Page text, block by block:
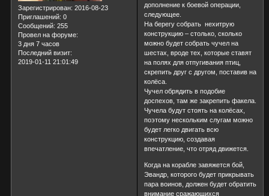
Зарегистрирован: 2016-08-23
Приглашений: 0
Сообщений: 255
Провел на форуме:
3 дня 7 часов
Последний визит:
2019-01-11 21:01:49
дополнение к боевой операции,
следующее.
На берегу собрать нехитрую
конструкцию – столько, сколько
можно будет собрать чучел на
шестах, вроде тех, которые ставят
на полях для отпугивания птиц,
скрепить друг с другом, поставив на
колёса.
Чучел обрядить в подобие
доспехов, там же закрепить факела.
Чучела будут стоять на колёсах,
поэтому нескольким слугам можно
будет легко двигать всю
конструкцию, создавая
впечатление, что отряд движется.
Когда на корабле завяжется бой,
Эвандр, которого будет прикрывать
пара воинов, должен будет обратить
внимание сражающихся